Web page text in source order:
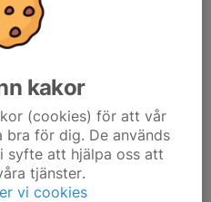
eller något annat roligt
kakor
(cookies) för att vår
för dig. De används
syfte att hjälpa oss att
tjänster.
vi cookies